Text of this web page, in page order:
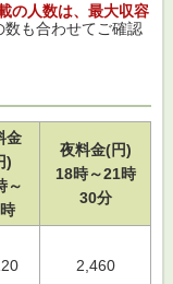
の人数は、最大収容
数も合わせてご確認
金
)
～
夜料金(円)
18時～21時
30分
2,460